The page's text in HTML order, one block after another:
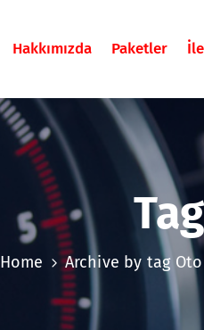
Hakkımızda Paketler
Home Archive by tag